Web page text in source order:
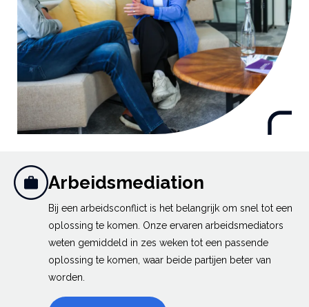
Arbeidsmediation
Bij een arbeidsconflict is het belangrijk om snel tot een
oplossing te komen. Onze ervaren arbeidsmediators
weten gemiddeld in zes weken tot een passende
oplossing te komen, waar beide partijen beter van
worden.